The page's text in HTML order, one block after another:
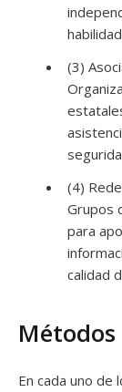
(3)
(4)
Grupos
para
calidad
Métodos
En cada uno